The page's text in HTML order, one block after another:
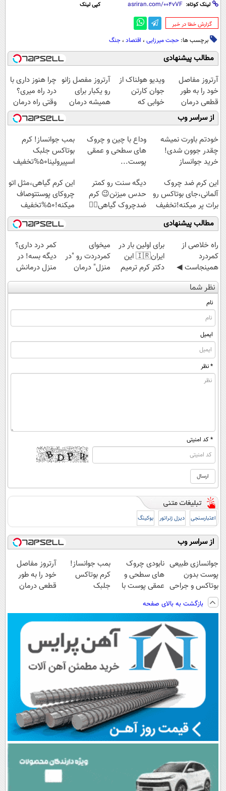
لینک کوتاه: کپی لینک
‌گزارش خطا در خبر
برچسب ها: حجت میرزایی ، اقتصاد ، جنگ
مطالب پیشنهادی
آرتروز مفاصل
خود را به طور
قطعی درمان
کنید!
◗پرسش‌نامه◖
ویدیو هولناک از
جوان کارتن
خوابی که
میلیاردر شد.
آموزش رایگان
آرتروز مفصل زانو
رو یکبار برای
همیشه درمان
کن!
◗پرسش‌نامه◖
چرا هنوز داری با
درد راه میری؟
وقتی راه درمان
جلو پاته!
از سراسر وب
خودتم باورت نمیشه
چقدر جوون شدی!
خرید جوانساز
ویژه
وداع با چین و چروک
های سطحی و عمقی
پوست...
بمب جوانساز! کرم
بوتاکس جلبک
اسپیرولینا50%تخفیف
این کرم ضد چروک
آلمانی،جای بوتاکس رو
برات پر میکنه!تخفیف
تا امشب
دیگه سنت رو کمتر
حدس میزنن😉 کرم
ضدچروک گیاهی👈🏻
45%تخفیف
این کرم گیاهی،مثل اتو
چروکای پوستتوصاف
میکنه!50%تخفیف
مطالب پیشنهادی
‌راه خلاصی از
کمردرد
همینجاست ◀
فقط کافیه فرم
رو پر کنی!
برای اولین بار در
ایران🇮🇷 این
دکتر کرم ترمیم
کننده 23 روزه
ساخت!
میخوای
کمردردت رو "در
منزل" درمان
کنی؟ (◂فیلم +
◂پرسش‌نامه)
کمر درد داری؟
دیگه بسه! در
منزل درمانش
کن
(◀پرسش‌نامه)
نظر شما
نام
ایمیل
* نظر
* کد امنیتی
اعتبارسنجی دیزل ژنراتور بوکینگ
از سراسر وب
جوانسازی طبیعی
پوست بدون
بوتاکس و جراحی
نابودی چروک
های سطحی و
عمقی پوست با
آلمانی(45%تخفیف)
بمب جوانساز!
کرم بوتاکس
جلبک
آرتروز مفاصل
خود را به طور
قطعی درمان
بازگشت به بالای صفحه